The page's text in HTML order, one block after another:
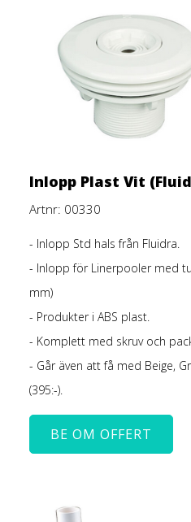
Inlopp Plast Vit
Artnr: 00330
- Inlopp Std hals från Fluidra.
- Inlopp för Linerpooler med
mm)
- Produkter i ABS plast.
- Komplett med skruv och
- Går även att få med Beige,
(395:-).
BE OM OFFERT